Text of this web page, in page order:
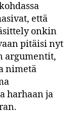
että
onkin
pitäisi nyt
argumentit,
nimetä
harhaan ja